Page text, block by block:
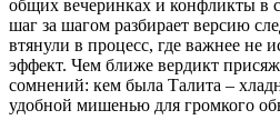
общих вечеринках и конфликты в
шаг за шагом разбирает версию
втянули в процесс, где важнее не
эффект. Чем ближе вердикт
сомнений: кем была Талита –
удобной мишенью для громкого